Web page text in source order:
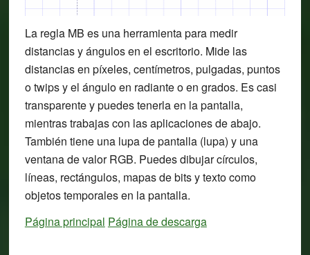
La regla MB es una herramienta para medir
distancias y ángulos en el escritorio. Mide las
distancias en píxeles, centímetros, pulgadas, puntos
o twips y el ángulo en radiante o en grados. Es casi
transparente y puedes tenerla en la pantalla,
mientras trabajas con las aplicaciones de abajo.
También tiene una lupa de pantalla (lupa) y una
ventana de valor RGB. Puedes dibujar círculos,
líneas, rectángulos, mapas de bits y texto como
objetos temporales en la pantalla.
Página principal Página de descarga